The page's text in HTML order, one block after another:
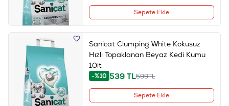
Sepete Ekle
Sanicat Clumping White Kokusuz
Hızlı Topaklanan Beyaz Kedi Kumu
10lt
-%10 539TL599TL
Sepete Ekle